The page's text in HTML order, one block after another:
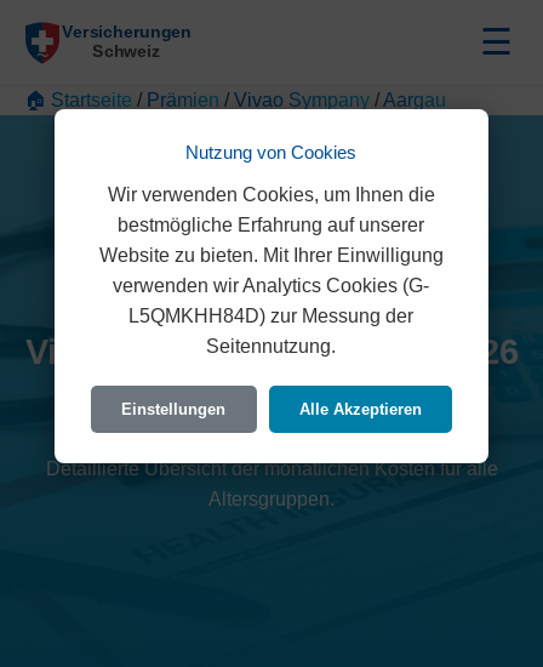
☰
🏠 Startseite / Prämien / Vivao Sympany /Aargau
Vivao Sympany Prämien 2026
(Aargau)
Detaillierte Übersicht der monatlichen Kosten für alle
Altersgruppen.
Nutzung von Cookies
Wir verwenden Cookies, um Ihnen die
bestmögliche Erfahrung auf unserer
Website zu bieten. Mit Ihrer Einwilligung
verwenden wir Analytics Cookies (G-
L5QMKHH84D) zur Messung der
Seitennutzung.
Einstellungen Alle Akzeptieren